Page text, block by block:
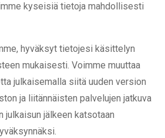
kyseisiä tietoja mahdollisesti
hyväksyt tietojesi käsittelyn
mukaisesti. Voimme muuttaa
julkaisemalla siitä uuden version
ja liitännäisten palvelujen jatkuva
julkaisun jälkeen katsotaan